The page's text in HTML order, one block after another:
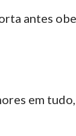
antes
em